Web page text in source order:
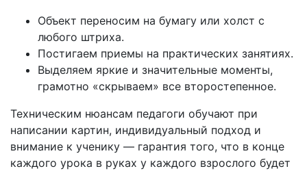
Объект переносим на бумагу или холст с
любого штриха.
Постигаем приемы на практических занятиях.
Выделяем яркие и значительные моменты,
грамотно «скрываем» все второстепенное.
Техническим нюансам педагоги обучают при
написании картин, индивидуальный подход и
внимание к ученику — гарантия того, что в конце
каждого урока в руках у каждого взрослого будет